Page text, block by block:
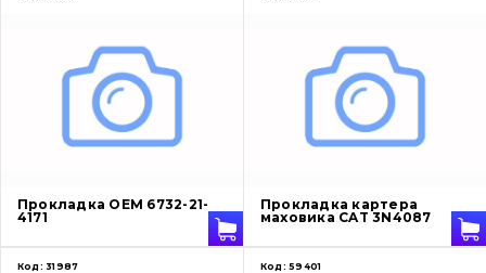
Вакансии
Каталог
Ходовая часть
Болты, гайки и элементы крепления
Прокладка OEM 6732-21-
4171
Прокладка картера
маховика CAT 3N4087
Код: 31987 Код: 59401